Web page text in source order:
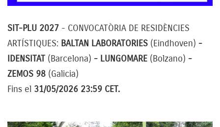
SIT-PLU 2027 - CONVOCATÒRIA DE RESIDÈNCIES
ARTÍSTIQUES: BALTAN LABORATORIES (Eindhoven) -
IDENSITAT (Barcelona) - LUNGOMARE (Bolzano) -
ZEMOS 98 (Galicia)
Fins el 31/05/2026 23:59 CET.